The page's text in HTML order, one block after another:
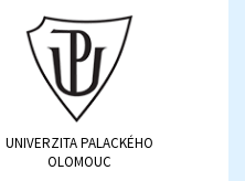
UNIVERZITA PALACKÉHO
OLOMOUC